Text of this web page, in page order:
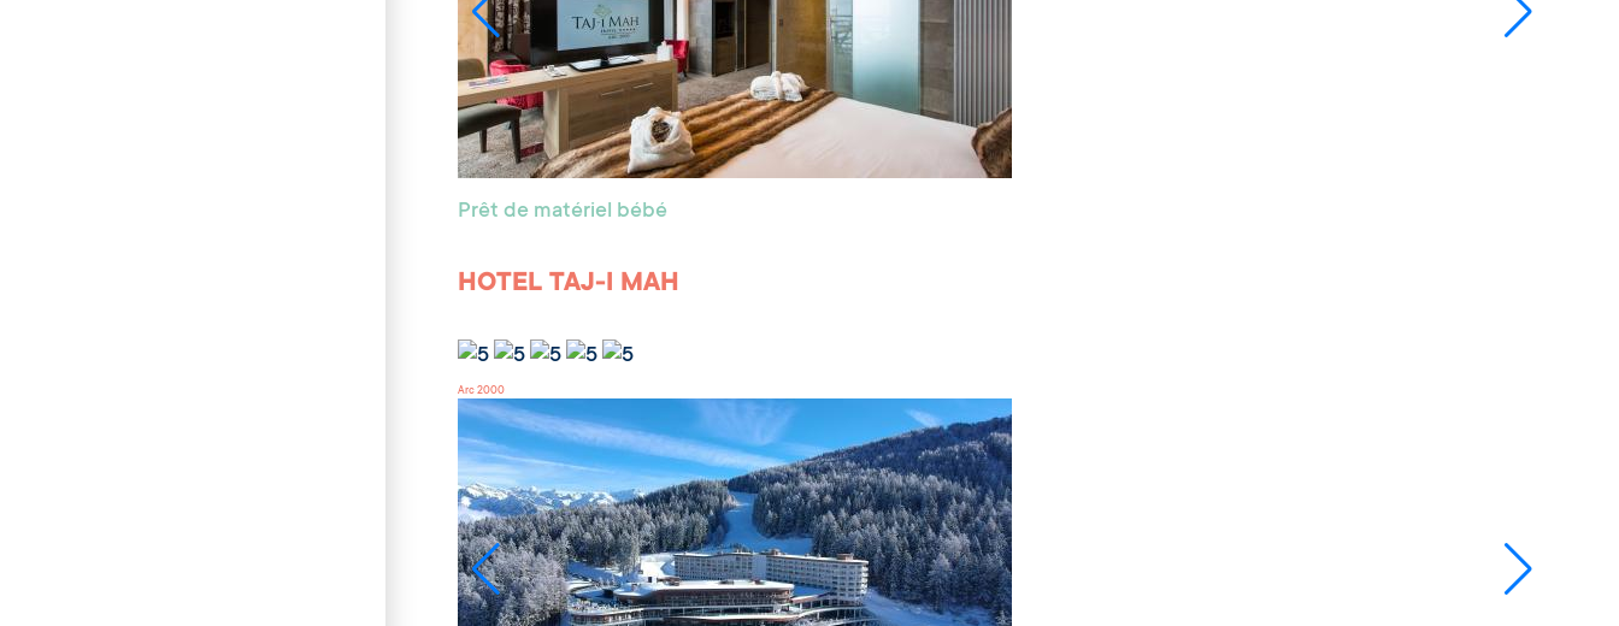
Prêt de matériel bébé
HOTEL TAJ-I MAH
Arc 2000